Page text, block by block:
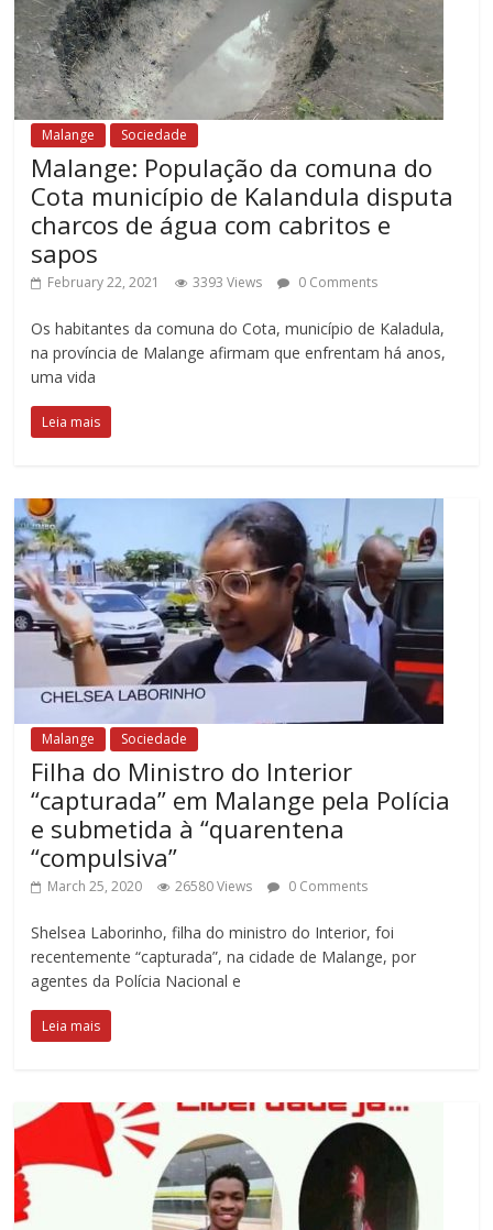
Malange Sociedade
Malange: População da comuna do
Cota município de Kalandula disputa
charcos de água com cabritos e
sapos
February 22, 2021 3393 Views 0 Comments
Os habitantes da comuna do Cota, município de Kaladula,
na província de Malange afirmam que enfrentam há anos,
uma vida
Leia mais
Malange Sociedade
Filha do Ministro do Interior
“capturada” em Malange pela Polícia
e submetida à “quarentena
“compulsiva”
March 25, 2020 26580 Views 0 Comments
Shelsea Laborinho, filha do ministro do Interior, foi
recentemente “capturada”, na cidade de Malange, por
agentes da Polícia Nacional e
Leia mais